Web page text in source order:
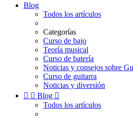
Blog
Todos los artículos
Categorías
Curso de bajo
Teoría musical
Curso de batería
Noticias y consejos sobre
Curso de guitarra
Noticias y diversión
  Blog 
Todos los artículos